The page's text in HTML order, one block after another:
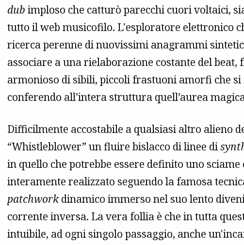
dub imploso che catturò parecchi cuori voltaici,
tutto il web musicofilo. L'esploratore elettronico
ricerca perenne di nuovissimi anagrammi
associare a una rielaborazione costante del
armonioso di sibili, piccoli frastuoni amorfi che si
conferendo all’intera struttura quell’aurea
Difficilmente accostabile a qualsiasi altro alieno
“Whistleblower” un fluire bislacco di linee di
in quello che potrebbe essere definito uno
interamente realizzato seguendo la famosa
patchworkdinamico immerso nel suo lento
corrente inversa. La vera follia è che in tutta
intuibile, ad ogni singolo passaggio, anche